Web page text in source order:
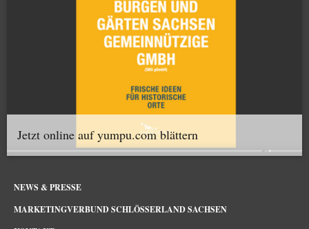
Jetzt online auf yumpu.com blättern
NEWS & PRESSE
MARKETINGVERBUND SCHLÖSSERLAND SACHSEN